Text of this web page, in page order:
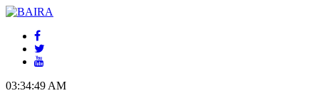
03:34:50 AM